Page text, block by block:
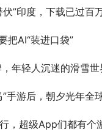
”印度，下载已过百
把AI“装进口袋”
人沉迷的滑雪世界，能跑出“
游后，朝夕光年全球化
，超级App们都有个